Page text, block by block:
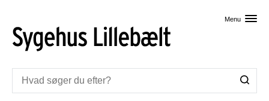
Menu